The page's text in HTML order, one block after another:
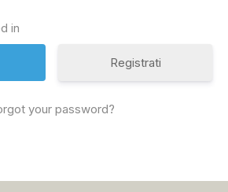
in
Registrati
your password?